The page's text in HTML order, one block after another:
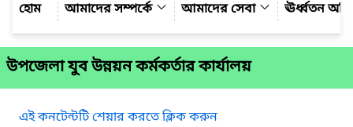
আমাদের সম্পর্কে
আমাদের সেবা ঊর্ধ্বতন
উপজেলা যুব উন্নয়ন কর্মকর্তার কার্যালয়
এই কনটেন্টটি শেয়ার করতে ক্লিক করুন